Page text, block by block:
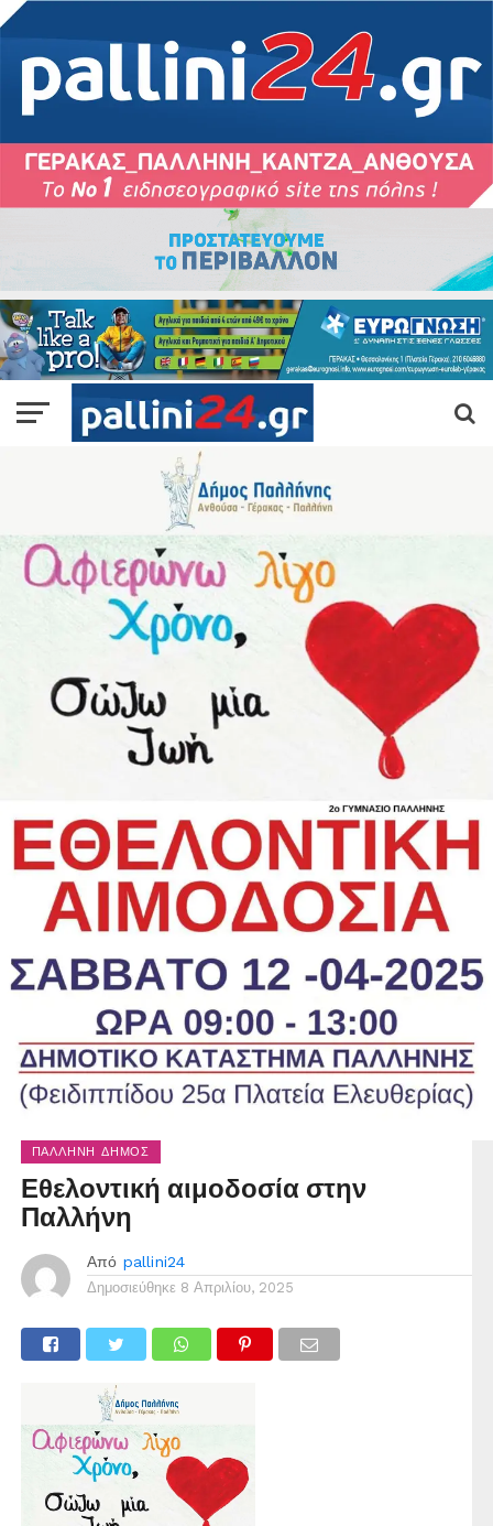
ΠΑΛΛΉΝΗ ΔΉΜΟΣ
Εθελοντική αιμοδοσία στην
Παλλήνη
Από pallini24
Δημοσιεύθηκε 8 Απριλίου, 2025